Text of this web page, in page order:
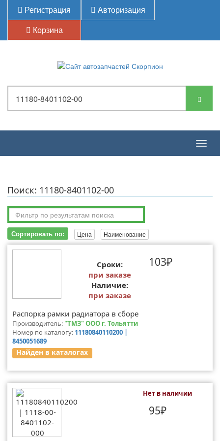
Регистрация
Авторизация
Корзина
Поиск: 11180-8401102-00
Сортировать по: Цена Наименование
Сроки:
при заказе
Наличие:
при заказе
103₽
Распорка рамки радиатора в сборе
Производитель: "ТМЗ" ООО г. Тольятти
Номер по каталогу: 11180840110200 |
8450051689
Найден в каталогах
Нет в наличии
95₽